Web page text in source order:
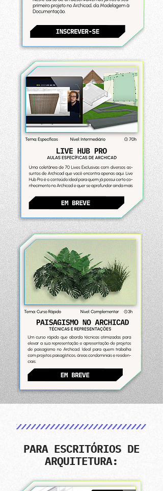
PARA ESCRITÓRIOS DE
ARQUITETURA: